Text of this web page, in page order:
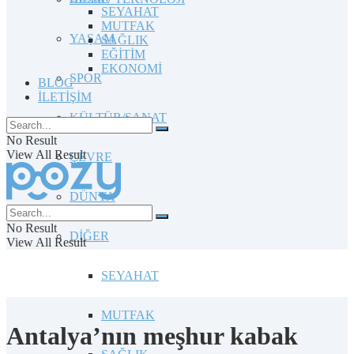
YAŞAM
SPOR
KÜLTÜR/SANAT
ÇEVRE
DÜNYA
DİĞER
SEYAHAT
MUTFAK
SEYAHAT
MUTFAK
SAĞLIK
EĞİTİM
EKONOMİ
BLOG
İLETİŞİM
No Result
View All Result
No Result
View All Result
Antalya’nın meşhur kabak